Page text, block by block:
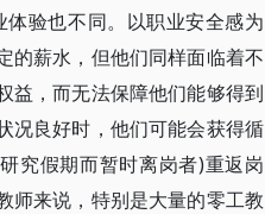
验也不同。以职业安全感为
的薪水，但他们同样面临着不
益，而无法保障他们能够得到
况良好时，他们可能会获得循
究假期而暂时离岗者)重返岗
师来说，特别是大量的零工教